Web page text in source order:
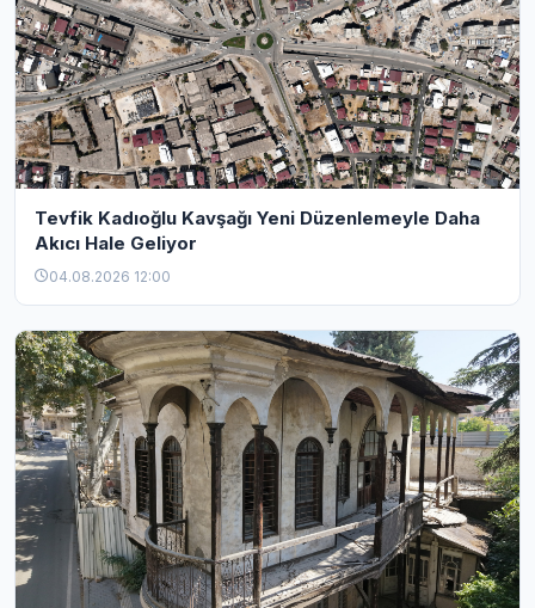
Tevfik Kadıoğlu Kavşağı Yeni Düzenlemeyle Daha
Akıcı Hale Geliyor
04.08.2026 12:00